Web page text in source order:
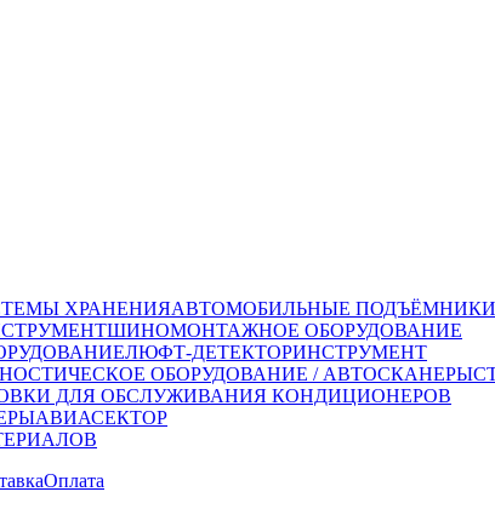
ХРАНЕНИЯАВТОМОБИЛЬНЫЕ ПОДЪЁМНИКИ
ШИНОМОНТАЖНОЕ ОБОРУДОВАНИЕ
ЛЮФТ-ДЕТЕКТОРИНСТРУМЕНТ
ОБОРУДОВАНИЕ / АВТОСКАНЕРЫ
ДЛЯ ОБСЛУЖИВАНИЯ КОНДИЦИОНЕРОВ
АВИАСЕКТОР
Оплата